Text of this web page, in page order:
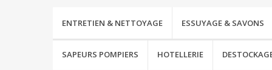
ENTRETIEN & NETTOYAGE ESSUYAGE & SAVONS
SAPEURS POMPIERS HOTELLERIE